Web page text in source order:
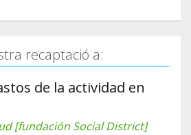
recaptació a:
de la actividad en
[fundación Social District]